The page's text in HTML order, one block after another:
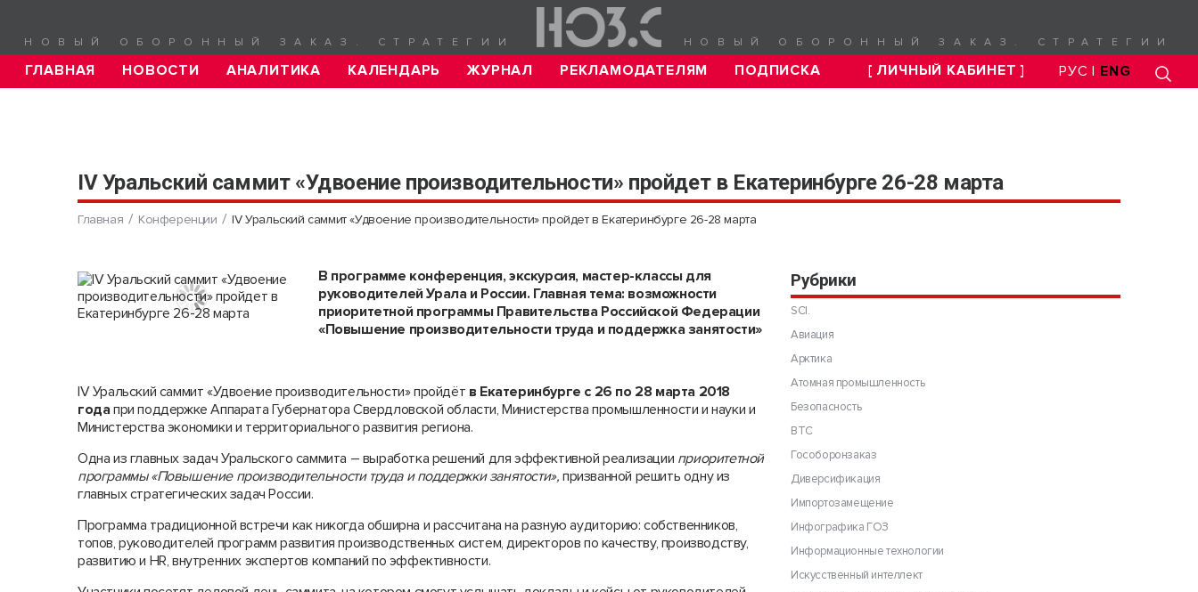
НОВЫЙ ОБОРОННЫЙ ЗАКАЗ. СТРАТЕГИИ НОВЫЙ ОБОРОННЫЙ ЗАКАЗ. СТРАТЕГИИ
ГЛАВНАЯ НОВОСТИ АНАЛИТИКА КАЛЕНДАРЬ ЖУРНАЛ РЕКЛАМОДАТЕЛЯМ ПОДПИСКА [ ЛИЧНЫЙ КАБИНЕТ ] РУС | ENG
IV Уральский саммит «Удвоение производительности» пройдет в Екатеринбурге 26-28 марта
Главная Конференции IV Уральский саммит «Удвоение производительности» пройдет в Екатеринбурге 26-28 марта
В программе конференция, экскурсия, мастер-классы для
руководителей Урала и России. Главная тема: возможности
приоритетной программы Правительства Российской Федерации
«Повышение производительности труда и поддержка занятости»
IV Уральский саммит «Удвоение производительности» пройдёт в Екатеринбурге с 26 по 28 марта 2018
года при поддержке Аппарата Губернатора Свердловской области, Министерства промышленности и науки и
Министерства экономики и территориального развития региона.
Одна из главных задач Уральского саммита – выработка решений для эффективной реализации приоритетной
программы «Повышение производительности труда и поддержки занятости», призванной решить одну из
главных стратегических задач России.
Программа традиционной встречи как никогда обширна и рассчитана на разную аудиторию: собственников,
топов, руководителей программ развития производственных систем, директоров по качеству, производству,
развитию и HR, внутренних экспертов компаний по эффективности.
Рубрики
SCI.
Авиация
Арктика
Атомная промышленность
Безопасность
ВТС
Гособоронзаказ
Диверсификация
Импортозамещение
Инфографика ГОЗ
Информационные технологии
Искусственный интеллект